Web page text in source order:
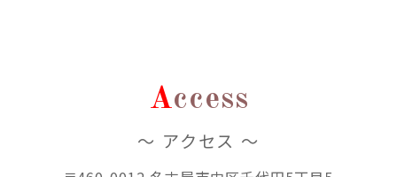
Access
～ アクセス ～